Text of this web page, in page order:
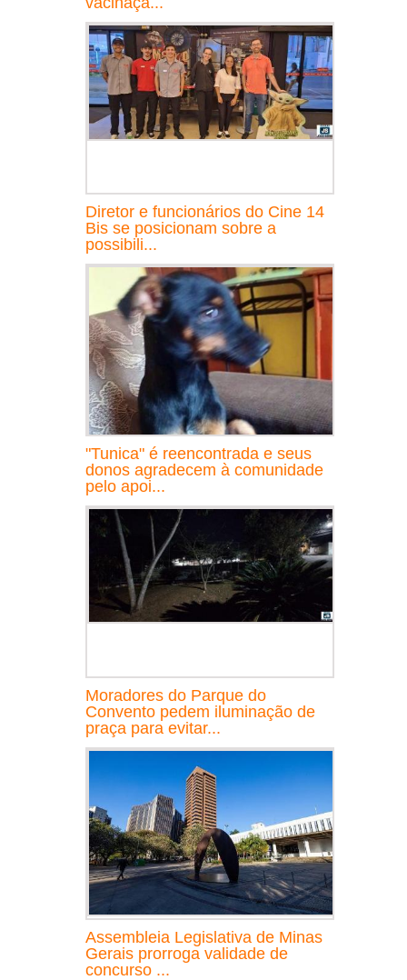
Diretor e funcionários do Cine 14
Bis se posicionam sobre a
possibili...
"Tunica" é reencontrada e seus
donos agradecem à comunidade
pelo apoi...
Moradores do Parque do
Convento pedem iluminação de
praça para evitar...
Assembleia Legislativa de Minas
Gerais prorroga validade de
concurso ...